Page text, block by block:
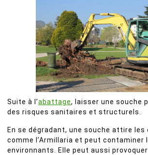
Suite à l’abattage, laisser une souche
des risques sanitaires et structurels.
En se dégradant, une souche attire les
comme l’Armillaria et peut contaminer
environnants. Elle peut aussi